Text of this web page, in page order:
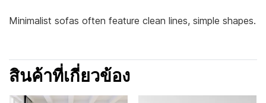
Minimalist sofas often feature clean lines, simple shapes.
สินค้าที่เกี่ยวข้อง